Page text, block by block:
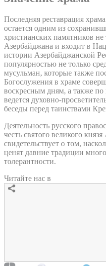
Последняя реставрация
остается одним из
христианских памятников
Азербайджана и входит в
истории Азербайджанской
популярностью не только
мусульман, которые также
Богослужения в храме
воскресным дням, а также
ведется духовно-
беседы перед таинствами
Деятельность русского
честь святого великого
свидетельствует о том,
ценят давние традиции
толерантности.
Читайте нас в